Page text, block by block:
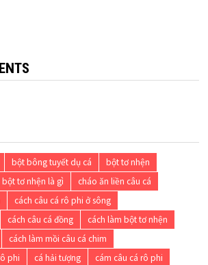
bột bông tuyết dụ cá
bột tơ nhện
bột tơ nhện là gì
cháo ăn liền câu cá
cách câu cá rô phi ở sông
cách câu cá đồng
cách làm bột tơ nhện
cách làm mồi câu cá chim
phi
cá hải tượng
cám câu cá rô phi